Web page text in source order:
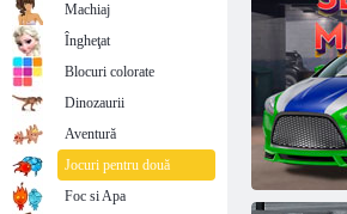
Machiaj
Îngheţat
Blocuri colorate
Dinozaurii
Aventură
Jocuri pentru două
Foc si Apa